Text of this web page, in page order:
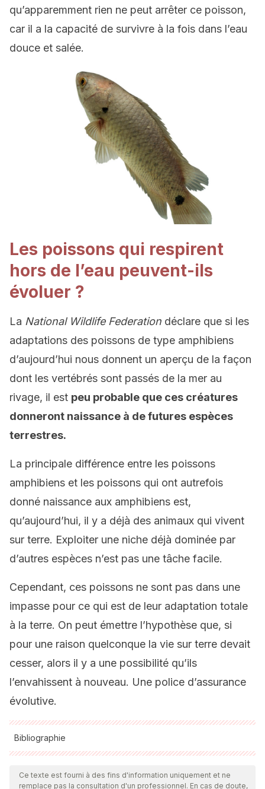
qu’apparemment rien ne peut arrêter ce poisson,
car il a la capacité de survivre à la fois dans l’eau
douce et salée.
Les poissons qui respirent
hors de l’eau peuvent-ils
évoluer ?
La National Wildlife Federation déclare que si les
adaptations des poissons de type amphibiens
d’aujourd’hui nous donnent un aperçu de la façon
dont les vertébrés sont passés de la mer au
rivage, il est peu probable que ces créatures
donneront naissance à de futures espèces
terrestres.
La principale différence entre les poissons
amphibiens et les poissons qui ont autrefois
donné naissance aux amphibiens est,
qu’aujourd’hui, il y a déjà des animaux qui vivent
sur terre. Exploiter une niche déjà dominée par
d’autres espèces n’est pas une tâche facile.
Cependant, ces poissons ne sont pas dans une
impasse pour ce qui est de leur adaptation totale
à la terre. On peut émettre l’hypothèse que, si
pour une raison quelconque la vie sur terre devait
cesser, alors il y a une possibilité qu’ils
l’envahissent à nouveau. Une police d’assurance
évolutive.
Bibliographie
Toutes les sources citées ont été examinées en profondeur
par notre équipe pour garantir leur qualité, leur fiabilité, leur
Ce texte est fourni à des fins d'information uniquement et ne
remplace pas la consultation d'un professionnel. En cas de doute,